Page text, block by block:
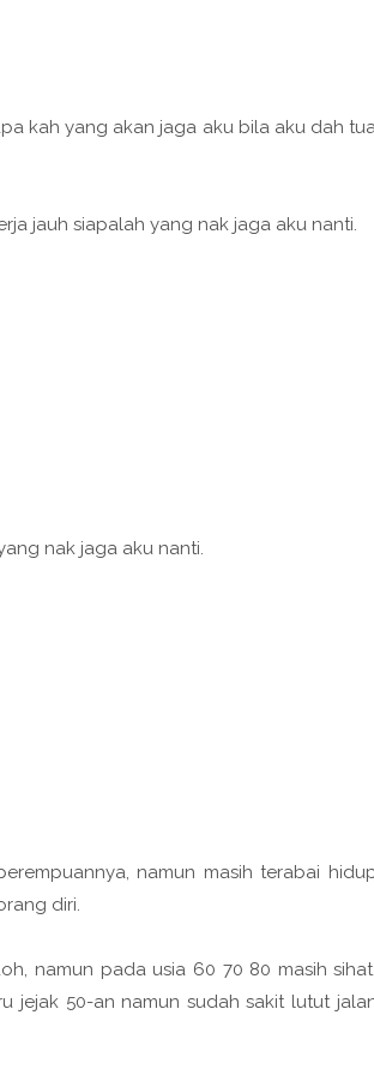
kah yang akan jaga aku bila aku dah
jauh siapalah yang nak jaga aku nanti.
nak jaga aku nanti.
namun masih terabai
diri.
namun pada usia 60 70 80 masih
jejak 50-an namun sudah sakit lutut